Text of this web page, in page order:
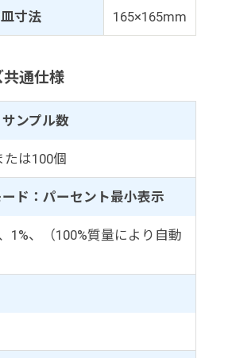
寸法 165×165mm
共通仕様
ンプル数
たは100個
ド：パーセント最小表示
1%、（100%質量により自動